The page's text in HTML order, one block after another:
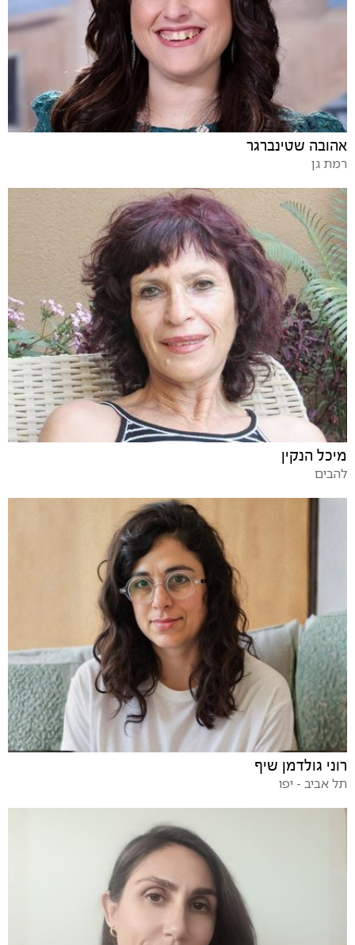
אהובה שטינברגר
רמת גן
מיכל הנקין
להבים
רוני גולדמן שיף
תל אביב - יפו